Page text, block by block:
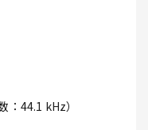
：44.1 kHz）